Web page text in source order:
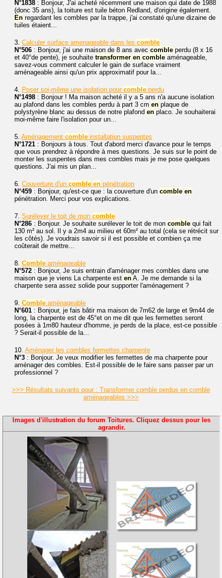
N°1838 : Bonjour, J'ai acheté récemment une maison qui date de 1988
(donc 35 ans), la toiture est tuile béton Redland, d'origine également.
En regardant les combles par la trappe, j'ai constaté qu'une dizaine de
tuiles étaient...
3. Calculer surface amenageable dans les comble
N°506 : Bonjour, j'ai une maison de 8 ans avec comble perdu (8 x 16
et 40°de pente), je souhaite transformer en comble aménageable,
savez-vous comment calculer le gain de surface vraiment
aménageable ainsi qu'un prix approximatif pour la...
4. Poser soi-même une isolation pour comble perdu
N°1498 : Bonjour ! Ma maison acheté il y a 5 ans n'a aucune isolation
au plafond dans les combles perdu à part 3 cm en plaque de
polystyrène blanc au dessus de notre plafond en placo. Je souhaiterai
moi-même faire l'isolation pour un...
5. Aménagement comble installation suspentes
N°1721 : Bonjours à tous. Tout d'abord merci d'avance pour le temps
que vous prendrez à répondre à mes questions. Je suis sur le point de
monter les suspentes dans mes combles mais je me pose quelques
questions. J'ai mis un plan...
6. Couverture d'un comble en pénétration
N°459 : Bonjour, qu'est-ce que : la couverture d'un comble en
pénétration. Merci pour vos explications.
7. Surélever le toit de mon comble
N°286 : Bonjour. Je souhaite surélever le toit de mon comble qui fait
130 m² au sol. Il y a 2m4 au milieu et 60m² au total (cela se rétrécit sur
les côtés). Je voudrais savoir si il est possible et combien ça me
coûterait de mettre...
8. Comble aménageable
N°572 : Bonjour, Je suis entrain d'aménager mes combles dans une
maison que je viens La charpente est en A. Je me demande si la
charpente sera assez solide pour supporter l'aménagement ?
9. Comble aménageable
N°601 : Bonjour, je fais bâtir ma maison de 7m62 de large et 9m44 de
long, la charpente est de 45°et on me dit que les fermettes seront
posées à 1m80 hauteur d'homme, je perds de la place, est-ce possible
? Serait-il possible de la...
10. Aménager les combles fermettes charpente
N°3 : Bonjour. Je veux modifier les fermettes de ma charpente pour
aménager des combles. Est-il possible de le faire sans passer par un
professionnel ?
>>> Résultats suivants pour : Transformer comble perdus en comble
aménageables >>>
Images d'illustration du forum Toitures. Cliquez dessus pour les
agrandir.